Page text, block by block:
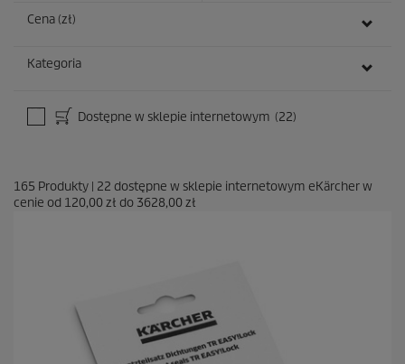
Cena (zł)
Kategoria
Dostępne w sklepie internetowym (22)
165 Produkty | 22 dostępne w sklepie internetowym eKärcher w
cenie od 120,00 zł do 3628,00 zł